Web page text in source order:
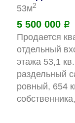
53м2
5 500 000 Р
Продается
отдельный
этажа 53,1
раздельный
ровный, 654